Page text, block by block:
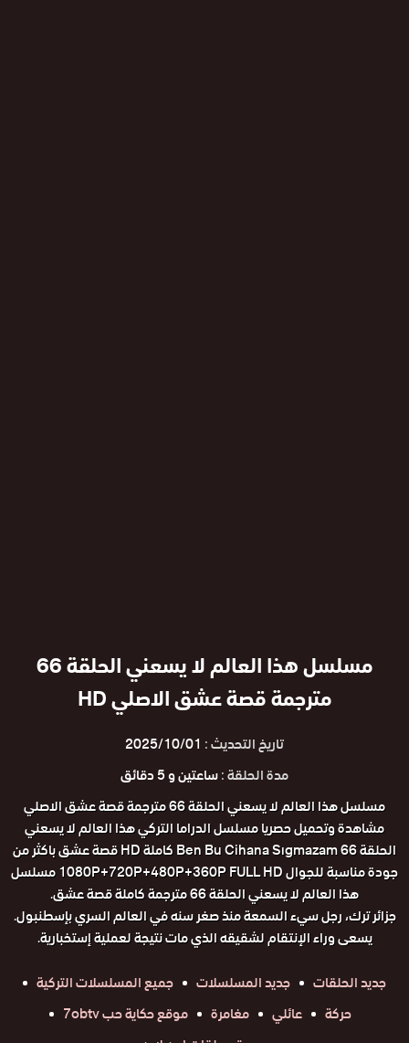
مسلسل هذا العالم لا يسعني الحلقة 66
مترجمة قصة عشق الاصلي HD
تاريخ التحديث : 2025/10/01
مدة الحلقة :ساعتين و 5 دقائق
مسلسل هذا العالم لا يسعني الحلقة 66 مترجمة قصة عشق الاصلي
مشاهدة وتحميل حصريا مسلسل الدراما التركي هذا العالم لا يسعني
الحلقة 66 Ben Bu Cihana Sıgmazam كاملة HD قصة عشق باكثر من
جودة مناسبة للجوال 1080P+720P+480P+360P FULL HD مسلسل
هذا العالم لا يسعني الحلقة 66 مترجمة كاملة قصة عشق.
جزائر ترك، رجل سيء السمعة منذ صغر سنه في العالم السري بإسطنبول.
يسعى وراء الإنتقام لشقيقه الذي مات نتيجة لعملية إستخبارية.
جديد الحلقات
جديد المسلسلات
جميع المسلسلات التركية
حركة
عائلي مغامرة
موقع حكاية حب 7obtv